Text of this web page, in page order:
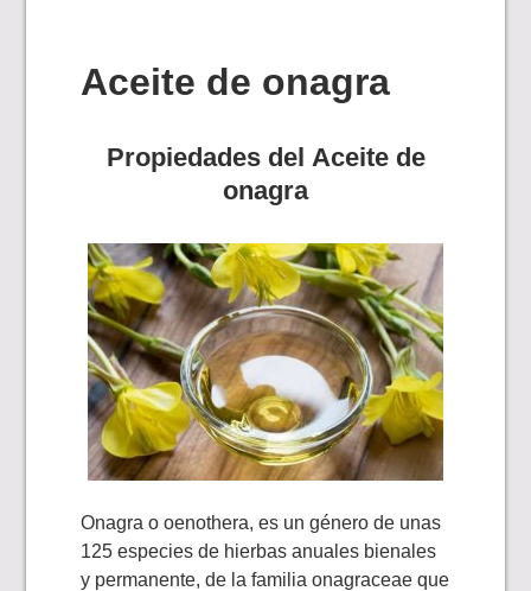
Aceite de onagra
Propiedades del Aceite de
onagra
Onagra o oenothera, es un género de unas
125 especies de hierbas anuales bienales
y permanente, de la familia onagraceae que